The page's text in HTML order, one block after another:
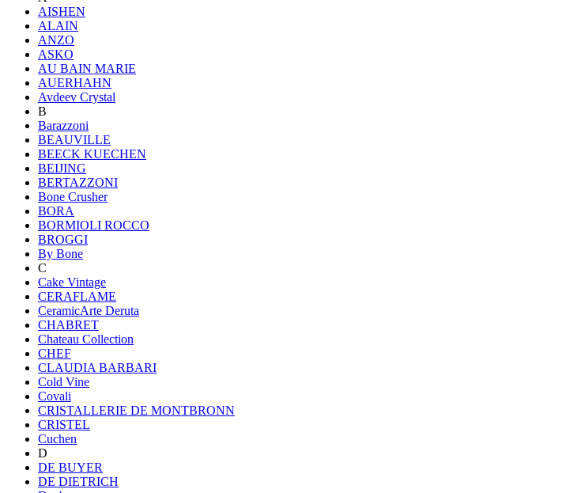
AISHEN
ALAIN
ANZO
ASKO
AU BAIN MARIE
AUERHAHN
Avdeev Crystal
B
Barazzoni
BEAUVILLE
BEECK KUECHEN
BEIJING
BERTAZZONI
Bone Crusher
BORA
BORMIOLI ROCCO
BROGGI
By Bone
C
Cake Vintage
CERAFLAME
CeramicArte Deruta
CHABRET
Chateau Collection
CHEF
CLAUDIA BARBARI
Cold Vine
Covali
CRISTALLERIE DE MONTBRONN
CRISTEL
Cuchen
D
DE BUYER
DE DIETRICH